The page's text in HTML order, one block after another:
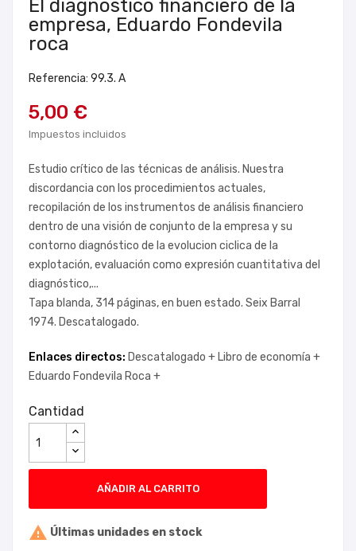
El diagnóstico financiero de la
empresa, Eduardo Fondevila
roca
Referencia: 99.3. A
5,00 €
Impuestos incluidos
Estudio crítico de las técnicas de análisis. Nuestra
discordancia con los procedimientos actuales,
recopilación de los instrumentos de análisis financiero
dentro de una visión de conjunto de la empresa y su
contorno diagnóstico de la evolucion ciclica de la
explotación, evaluación como expresión cuantitativa del
diagnóstico,...
Tapa blanda, 314 páginas, en buen estado. Seix Barral
1974. Descatalogado.
Enlaces directos: Descatalogado + Libro de economía +
Eduardo Fondevila Roca +
Cantidad
AÑADIR AL CARRITO
 Últimas unidades en stock